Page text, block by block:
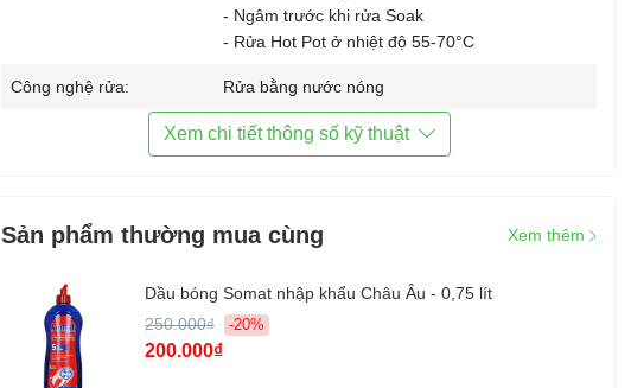
- Ngâm trước khi rửa Soak
- Rửa Hot Pot ở nhiệt độ 55-70°C
Công nghệ rửa: Rửa bằng nước nóng
Công nghệ sấy khí tươi Turbo drying giữ khô và
nóng trong 72 giờ
Tiện ích:
Chức năng rút ngắn thời gian rửa Turbo Speed+
Chức năng rửa yên tĩnh Eco Silence
Chức năng phát hiện độ đục nước Turbidity
Xem chi tiết thông số kỹ thuật
Sản phẩm thường mua cùng Xem thêm
Dầu bóng Somat nhập khẩu Châu Âu - 0,75 lít
250.000₫
-20%
200.000₫